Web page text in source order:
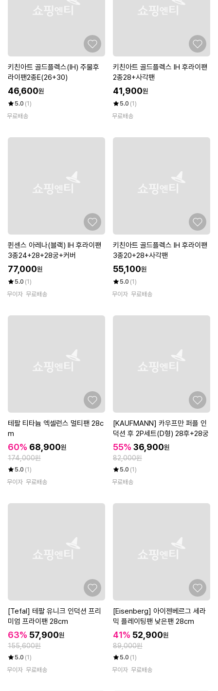
키친아트 골드플렉스(IH) 주물후
라이팬2종E(26+30)
46,600원
5.0 (1)
무료배송
키친아트 골드플렉스 IH 후라이팬
2종28+사각팬
41,900원
5.0 (1)
무료배송
퀸센스 아레나(블랙) IH 후라이팬
3종24+28+28궁+커버
77,000원
5.0 (1)
무이자 무료배송
키친아트 골드플렉스 IH 후라이팬
3종20+28+사각팬
55,100원
5.0 (1)
무이자 무료배송
테팔 티타늄 엑셀런스 멀티팬 28c
m
60% 68,900원
174,000원
5.0 (1)
무이자 무료배송
[KAUFMANN] 카우프만 퍼플 인
덕션 후 2P세트(D형) 28후+28궁
55% 36,900원
82,000원
5.0 (1)
무료배송
[Tefal] 테팔 유니크 인덕션 프리
미엄 프라이팬 28cm
63% 57,900원
155,600원
5.0 (1)
무이자 무료배송
[Eisenberg] 아이젠베르그 세라
믹 플레이팅팬 낮은팬 28cm
41% 52,900원
89,000원
5.0 (1)
무이자 무료배송